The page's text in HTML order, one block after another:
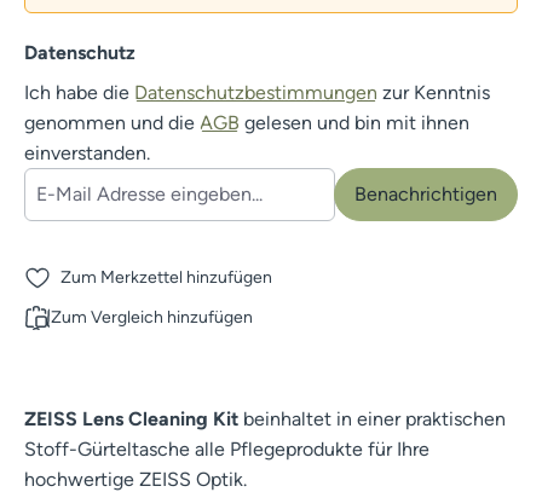
Datenschutz
Ich habe die Datenschutzbestimmungen zur Kenntnis
genommen und die AGB gelesen und bin mit ihnen
einverstanden.
Benachrichtigen
Zum Merkzettel hinzufügen
Zum Vergleich hinzufügen
ZEISS Lens Cleaning Kit beinhaltet in einer praktischen
Stoff-Gürteltasche alle Pflegeprodukte für Ihre
hochwertige ZEISS Optik.